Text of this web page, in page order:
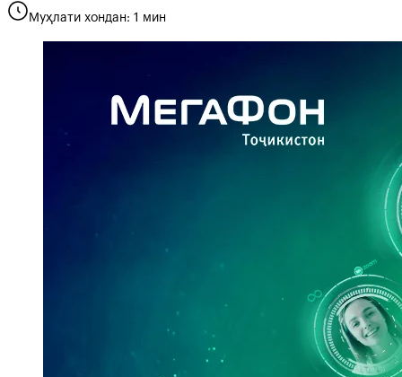
Муҳлати хондан: 1 мин